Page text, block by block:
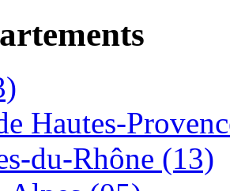
Hautes-
du-Rhône (13)